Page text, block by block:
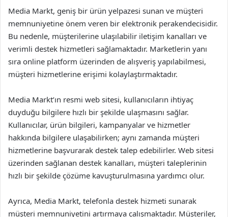
Media Markt, geniş bir ürün yelpazesi sunan ve müşteri
memnuniyetine önem veren bir elektronik perakendecisidir.
Bu nedenle, müşterilerine ulaşılabilir iletişim kanalları ve
verimli destek hizmetleri sağlamaktadır. Marketlerin yanı
sıra online platform üzerinden de alışveriş yapılabilmesi,
müşteri hizmetlerine erişimi kolaylaştırmaktadır.
Media Markt’ın resmi web sitesi, kullanıcıların ihtiyaç
duyduğu bilgilere hızlı bir şekilde ulaşmasını sağlar.
Kullanıcılar, ürün bilgileri, kampanyalar ve hizmetler
hakkında bilgilere ulaşabilirken; aynı zamanda müşteri
hizmetlerine başvurarak destek talep edebilirler. Web sitesi
üzerinden sağlanan destek kanalları, müşteri taleplerinin
hızlı bir şekilde çözüme kavuşturulmasına yardımcı olur.
Ayrıca, Media Markt, telefonla destek hizmeti sunarak
müşteri memnuniyetini artırmaya çalışmaktadır. Müşteriler,